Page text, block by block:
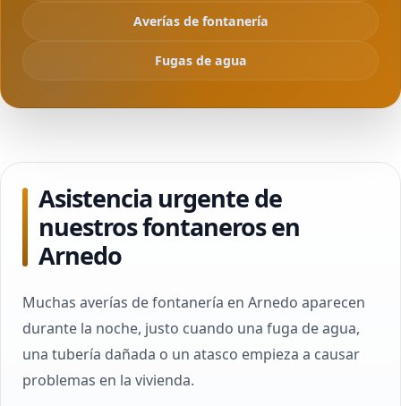
Averías de fontanería
Fugas de agua
Asistencia urgente de
nuestros fontaneros en
Arnedo
Muchas averías de fontanería en Arnedo aparecen
durante la noche, justo cuando una fuga de agua,
una tubería dañada o un atasco empieza a causar
problemas en la vivienda.